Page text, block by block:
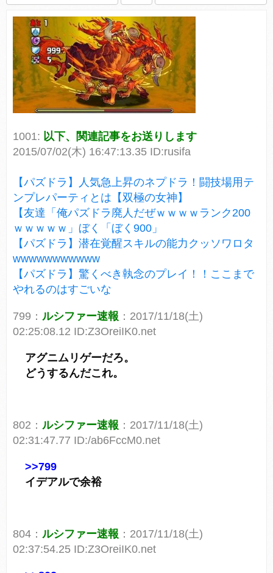
1001: 以下、関連記事をお送りします
2015/07/02(木) 16:47:13.35 ID:rusifa
【パズドラ】人気急上昇のネプドラ！闘技場用テ
ンプレパーティとは【双極の女神】
【友達「俺パズドラ廃人だぜｗｗｗｗランク200
ｗｗｗｗｗ」ぼく「ぼく900」
【パズドラ】潜在覚醒スキルの能力クッソワロタ
wwwwwwwwwww
【パズドラ】驚くべき執念のプレイ！！ここまで
やれるのはすごいな
799： ルシファー速報 ：2017/11/18(土)
02:25:08.12 ID:Z3OreiIK0.net
アグニムリゲーだろ。
どうするんだこれ。
802： ルシファー速報 ：2017/11/18(土)
02:31:47.77 ID:/ab6FccM0.net
>>799
イデアルで余裕
804： ルシファー速報 ：2017/11/18(土)
02:37:54.25 ID:Z3OreiIK0.net